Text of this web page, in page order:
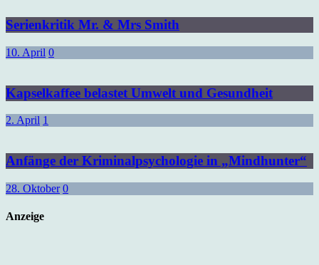
Serienkritik Mr. & Mrs Smith
10. April 0
Kapselkaffee belastet Umwelt und Gesundheit
2. April 1
Anfänge der Kriminalpsychologie in „Mindhunter“
28. Oktober 0
Anzeige